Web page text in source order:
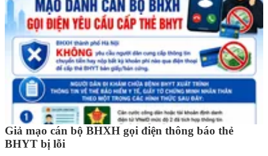
Giả mạo cán bộ BHXH gọi điện thông báo thẻ
BHYT bị lỗi